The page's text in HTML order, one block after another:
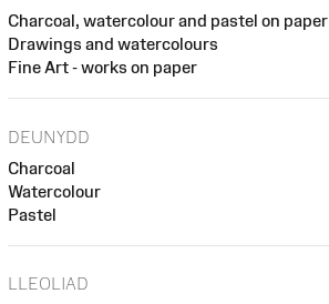
Charcoal, watercolour and pastel on paper
Drawings and watercolours
Fine Art - works on paper
DEUNYDD
Charcoal
Watercolour
Pastel
LLEOLIAD